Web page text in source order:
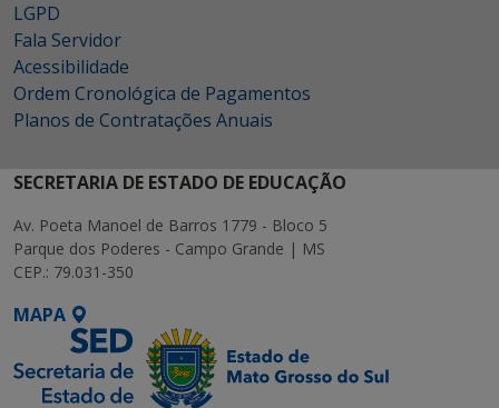
LGPD
Fala Servidor
Acessibilidade
Ordem Cronológica de Pagamentos
Planos de Contratações Anuais
SECRETARIA DE ESTADO DE EDUCAÇÃO
Av. Poeta Manoel de Barros 1779 - Bloco 5
Parque dos Poderes - Campo Grande | MS
CEP.: 79.031-350
MAPA